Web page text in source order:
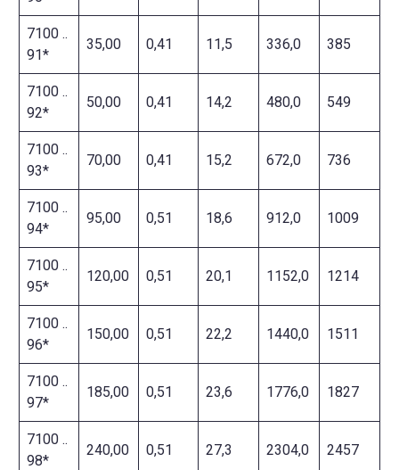
7100 ..
91*
35,00 0,41 11,5 336,0 385
7100 ..
92*
50,00 0,41 14,2 480,0 549
7100 ..
93*
70,00 0,41 15,2 672,0 736
7100 ..
94*
95,00 0,51 18,6 912,0 1009
7100 ..
95*
120,00 0,51 20,1 1152,0 1214
7100 ..
96*
150,00 0,51 22,2 1440,0 1511
7100 ..
97*
185,00 0,51 23,6 1776,0 1827
7100 ..
98*
240,00 0,51 27,3 2304,0 2457